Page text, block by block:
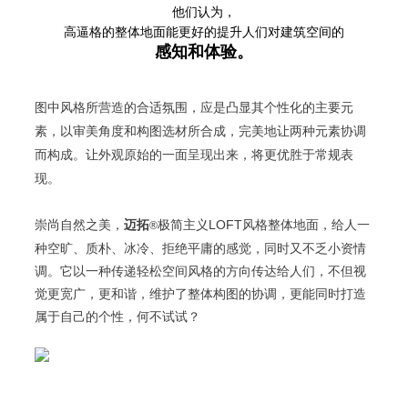
他们认为，
高逼格的整体地面能更好的提升人们对建筑空间的
感知和体验。
图中风格所营造的合适氛围，应是凸显其个性化的主要元
素，以审美角度和构图选材所合成，完美地让两种元素协调
而构成。让外观原始的一面呈现出来，将更优胜于常规表
现。
崇尚自然之美，迈拓®极简主义LOFT风格整体地面，给人一
种空旷、质朴、冰冷、拒绝平庸的感觉，同时又不乏小资情
调。它以一种传递轻松空间风格的方向传达给人们，不但视
觉更宽广，更和谐，维护了整体构图的协调，更能同时打造
属于自己的个性，何不试试？